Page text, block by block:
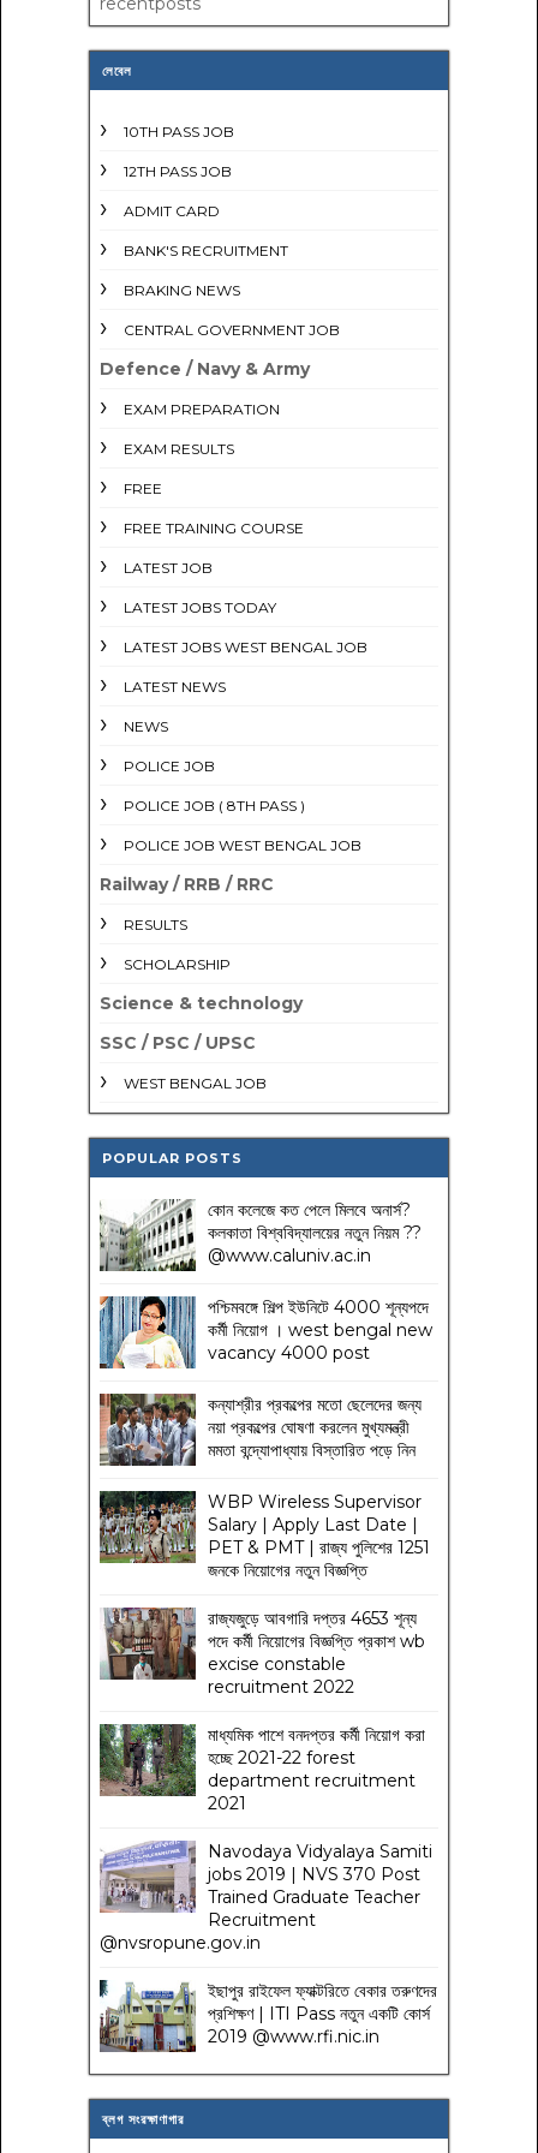
লেবেল
10TH PASS JOB
12TH PASS JOB
ADMIT CARD
BANK'S RECRUITMENT
BRAKING NEWS
CENTRAL GOVERNMENT JOB
Defence / Navy & Army
EXAM PREPARATION
EXAM RESULTS
FREE
FREE TRAINING COURSE
LATEST JOB
LATEST JOBS TODAY
LATEST JOBS WEST BENGAL JOB
LATEST NEWS
NEWS
POLICE JOB
POLICE JOB ( 8TH PASS )
POLICE JOB WEST BENGAL JOB
Railway / RRB / RRC
RESULTS
SCHOLARSHIP
Science & technology
SSC / PSC / UPSC
WEST BENGAL JOB
POPULAR POSTS
কোন কলেজে কত পেলে মিলবে অনার্স?
কলকাতা বিশ্ববিদ্যালয়ের নতুন নিয়ম??
@www.caluniv.ac.in
পশ্চিমবঙ্গে শিল্প ইউনিটে 4000 শূন্যপদে
কর্মী নিয়োগ । west bengal new
vacancy 4000 post
কন্যাশ্রীর প্রকল্পের মতো ছেলেদের জন্য
নয়া প্রকল্পের ঘোষণা করলেন মুখ্যমন্ত্রী
মমতা বন্দ্যোপাধ্যায় বিস্তারিত পড়ে নিন
WBP Wireless Supervisor
Salary | Apply Last Date |
PET & PMT | রাজ্য পুলিশের 1251
জনকে নিয়োগের নতুন বিজ্ঞপ্তি
রাজ্যজুড়ে আবগারি দপ্তর 4653 শূন্য
পদে কর্মী নিয়োগের বিজ্ঞপ্তি প্রকাশ wb
excise constable
recruitment 2022
মাধ্যমিক পাশে বনদপ্তর কর্মী নিয়োগ করা
হচ্ছে 2021-22 forest
department recruitment
2021
Navodaya Vidyalaya Samiti
jobs 2019 | NVS 370 Post
Trained Graduate Teacher
Recruitment
@nvsropune.gov.in
ইছাপুর রাইফেল ফ্যাক্টরিতে বেকার তরুণদের
প্রশিক্ষণ | ITI Pass নতুন একটি কোর্স
2019 @www.rfi.nic.in
ব্লগ সংরক্ষাণাগার